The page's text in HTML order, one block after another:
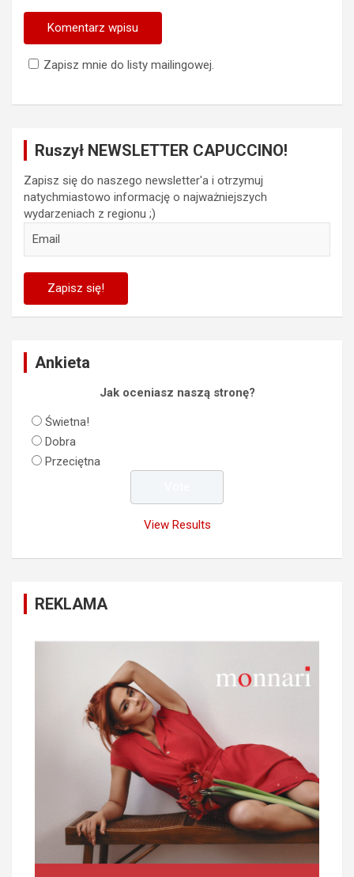
Zapisz mnie do listy mailingowej.
Ruszył NEWSLETTER CAPUCCINO!
Zapisz się do naszego newsletter'a i otrzymuj
natychmiastowo informację o najważniejszych
wydarzeniach z regionu ;)
Ankieta
Jak oceniasz naszą stronę?
Świetna!
Dobra
Przeciętna
View Results
REKLAMA